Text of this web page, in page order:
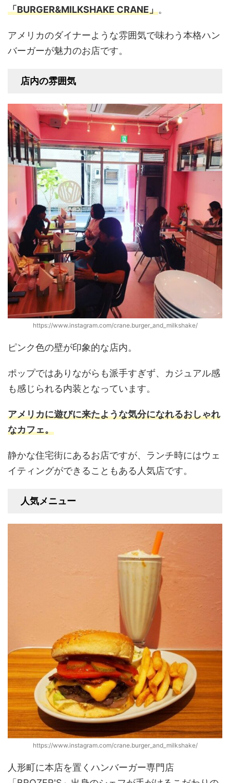
「BURGER&MILKSHAKE CRANE」。
アメリカのダイナーような雰囲気で味わう本格ハン
バーガーが魅力のお店です。
店内の雰囲気
https://www.instagram.com/crane.burger_and_milkshake/
ピンク色の壁が印象的な店内。
ポップではありながらも派手すぎず、カジュアル感
も感じられる内装となっています。
アメリカに遊びに来たような気分になれるおしゃれ
なカフェ。
静かな住宅街にあるお店ですが、ランチ時にはウェ
イティングができることもある人気店です。
人気メニュー
https://www.instagram.com/crane.burger_and_milkshake/
人形町に本店を置くハンバーガー専門店